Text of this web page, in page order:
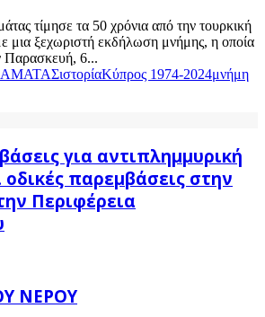
τίμησε τα 50 χρόνια από την τουρκική
μια ξεχωριστή εκδήλωση μνήμης, η οποία
Παρασκευή, 6...
ιστορίαΚύπρος 1974-2024μνήμη
για αντιπλημμυρική
παρεμβάσεις στην
Περιφέρεια
ΝΕΡΟΥ